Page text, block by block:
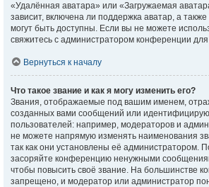
«Удалённая аватара» или «Загружаемая
зависит, включена ли поддержка аватар, а
могут быть доступны. Если вы не можете
свяжитесь с администратором конференции
Вернуться к началу
Что такое звание и как я могу изменить его?
Звания, отображаемые под вашим именем,
созданных вами сообщений или
пользователей: например, модераторов и
не можете напрямую изменять наименования
так как они установлены её администратором.
засоряйте конференцию ненужными
чтобы повысить своё звание. На большинстве
запрещено, и модератор или администратор